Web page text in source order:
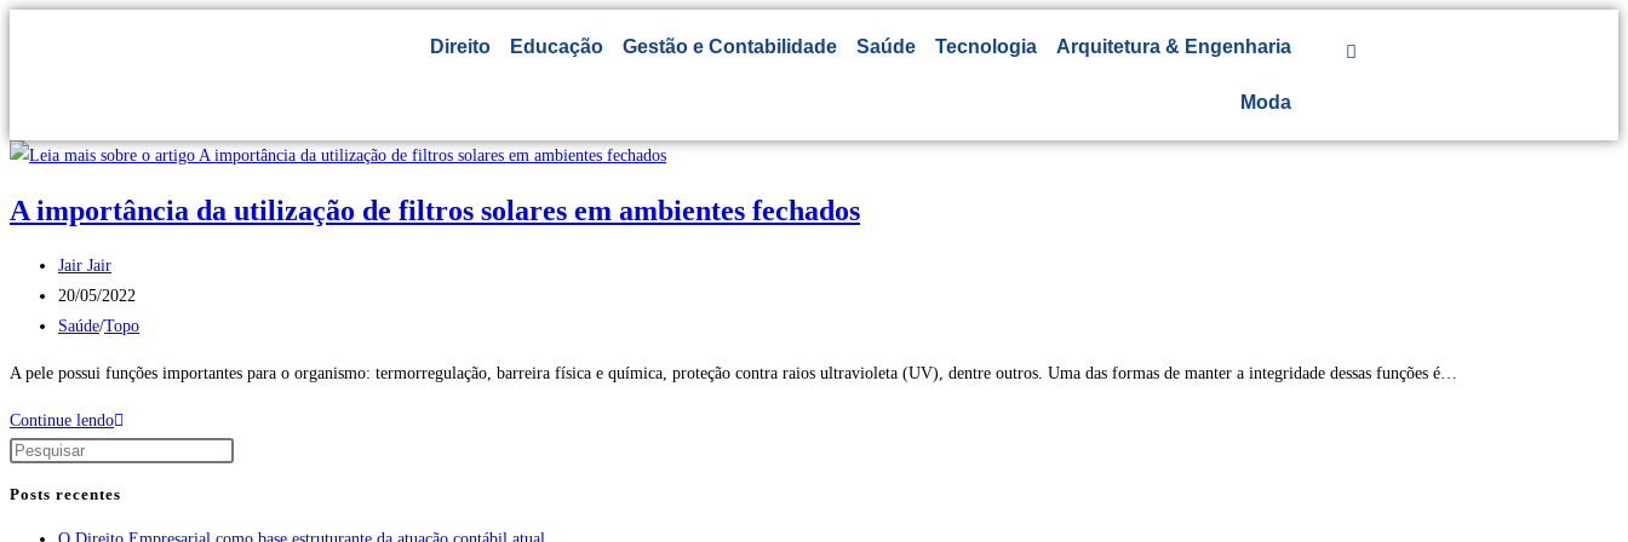
Direito Educação Gestão e Contabilidade Saúde Tecnologia Arquitetura & Engenharia
Moda
A importância da utilização de filtros solares em ambientes fechados
Jair Jair
20/05/2022
Saúde/Topo
A pele possui funções importantes para o organismo: termorregulação, barreira física e química, proteção contra raios ultravioleta (UV), dentre outros. Uma das formas de manter a integridade dessas funções é…
Continue lendo
Posts recentes